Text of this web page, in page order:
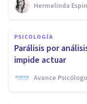
Hermelinda
PSICOLOGÍA
Parálisis por
impide actuar
Avance